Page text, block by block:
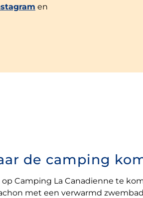
en
de camping
op Camping La Canadienne te
met een verwarmd